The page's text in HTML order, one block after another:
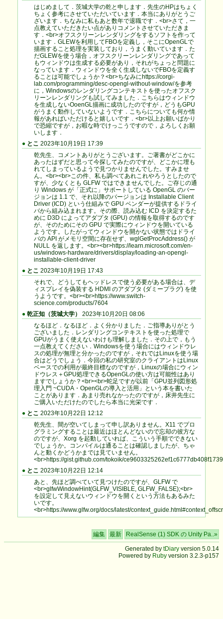
はじめまして．茨城大学の乾と申します．先生のHPはちょく
ちょく参考にさせていただいています．本当にありがとうご
ざいます．ちなみに私もあと数年で退職です．<br>さて，一
点教えていただきたい点がありコメントさせていただきま
す．<br>オフスクリーンレンダリングをするソフトを作って
います．GLEWを利用してFBOを定義し，そこにOpenGLで
描画すること処理を実装しており，うまく動いています．た
だGLEWを使う場合，オフスクリーンレンダリングであって
もウィンドウは生成する必要があり，それがちょっと問題に
なっています．ウィンドウを全く生成しないでFBOを定義す
ることは可能でしょうか？<br>ちなみにhttps://corgi-
lab.com/programming/desc-opengl-without-window/を参考
に，Windowsのレンダリングコンテキストを使ったオフスク
リーンレンダリングも試してみました．こちらはウィンドウ
を生成しないOoenGL描画に成功したのですが，どうもGPU
がうまく動作していないようです．こちらについても何か情
報があればいただけると嬉しいです．<br>以上お願いばかり
で恐縮ですが，お暇な時でけっこうですので，よろしくお願
いします．
● とこ 2023年10月19日 17:39
乾先生、コメントありがとうございます。ご著書がどこかに
あったはずだと思って今探してみたのですが、どこかに埋も
れてしまっているようで見つかりませんでした。すみませ
ん。<br><br>この件、私も調べてあれこれやろうとしたので
すが、少なくとも GLFW ではできませんでした。ご存じの通
り Windows が「正式に」サポートしている OpenGL のバー
ジョンは 1.1 で、それ以降のバージョンは Installable Client
Driver (ICD) という仕組みで GPU ベンダーが提供するドライ
バから組み込まれます。その際、読み込む ICD を決定するた
めに D3D によってアダプタ (GPU) の情報を取得するのです
が、そのためにその GPU で実際にウィンドウを開いている
ようです。したがってウィンドウを開かない状態ではドライ
バの API がメモリ空間に存在せず、wglGetProcAddress() が
NULL を返します。<br><br>https://learn.microsoft.com/en-
us/windows-hardware/drivers/display/loading-an-opengl-
installable-client-driver
● とこ 2023年10月19日 17:43
それで、どうしてもヘッドレスで使う必要がある場合は、デ
ィスプレイを偽装する HDMI のアダプタ (ダミープラグ) を使
うようです。<br><br>https://www.switch-
science.com/products/7604
● 乾正知（茨城大学）
2023年10月20日 08:06
なるほど．なるほど．よく分かりました．ご指導ありがとう
ございました．レンダリングコンテキストを使った処理で
GPUがうまく使えないわけも理解しました．その上で，もう
一点教えてください．Windowsを使う場合にはウィンドウレ
スの処理が無理と分かったのですが，それではLinuxを使う場
合はどうでしょう．今回の私の研究室のクライアントはLinux
ベースでの利用が最終目標なのですが，Linuxの場合にウィン
ドウレス＋GPU処理できるOpenGLの使い方は可能性はあり
ますでしょうか？<br><br>蛇足ですが以前「GPU並列図形処
理入門 ~CUDA・OpenGLの導入と活用」という本を書いた
ことがあります．あまり売れなかったのですが，床井先生に
ご購入いただけたのでしたら本当に光栄です．
● とこ 2023年10月22日 12:12
乾先生、間が空いてしまって申し訳ありません。X11 でプロ
グラミングすることは最近はほとんどないので忘却の彼方な
のですが、Xorg を起動していれば、こういう手順でできない
でしょうか。コンパイルは通ることは確認しましたが、ちゃ
んと動くかどうかまでは見ていません。
<br>https://gist.github.com/tokoik/
● とこ 2023年10月22日 12:14
あと、先ほど調べていて見つけたのですが、GLFW で
<br>glfwWindowHint(GLFW_VISIBLE, GLFW_FALSE);<br>
を設定して見えないウィンドウを開くという方法もあるみた
いです。
<br>https://www.glfw.org/docs/latest/
編集 最新 RealSense (1) SDK の Unity Pa..»
Generated by tDiary version 5.0.14
Powered by Ruby version 3.2.3-p157